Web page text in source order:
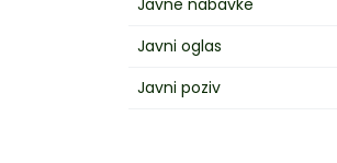
Općinski načelnik
Općinsko vijeće
Javni oglas
Javni poziv